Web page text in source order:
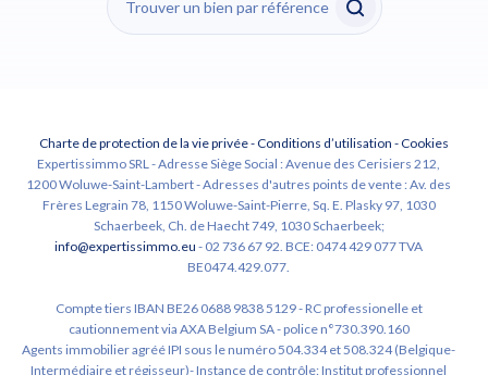
Charte de protection de la vie privée-Conditions d’utilisation -Cookies
Expertissimmo SRL - Adresse Siège Social : Avenue des Cerisiers 212,
1200 Woluwe-Saint-Lambert - Adresses d'autres points de vente : Av. des
Frères Legrain 78, 1150 Woluwe-Saint-Pierre, Sq. E. Plasky 97, 1030
Schaerbeek, Ch. de Haecht 749, 1030 Schaerbeek;
info@expertissimmo.eu - 02 736 67 92. BCE: 0474 429 077 TVA
BE0474.429.077.
Compte tiers IBAN BE26 0688 9838 5129 - RC professionelle et
cautionnement via AXA Belgium SA - police n°730.390.160
Agents immobilier agréé IPI sous le numéro 504.334 et 508.324 (Belgique-
Intermédiaire et régisseur)- Instance de contrôle: Institut professionnel